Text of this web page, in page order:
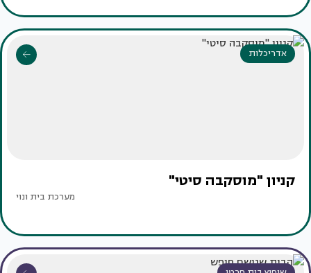
אדריכלות
קניון "מוסקבה סיטי"
מערכת בית ונוי